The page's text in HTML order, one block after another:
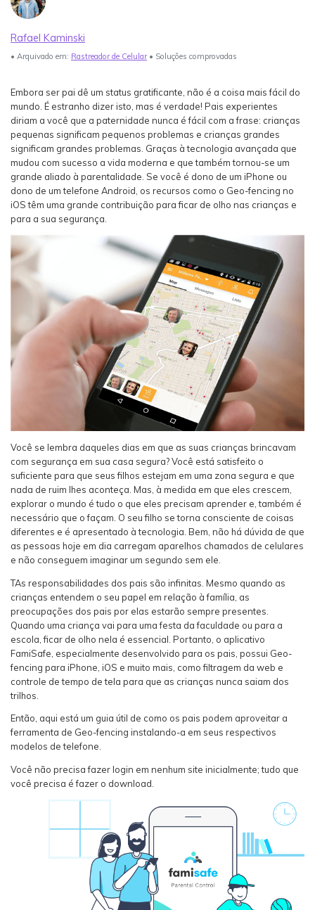
Veja Mais >
search
Rafael Kaminski
• Arquivado em: Rastreador de Celular• Soluções comprovadas
Embora ser pai dê um status gratificante, não é a coisa mais fácil do
mundo. É estranho dizer isto, mas é verdade! Pais experientes
diriam a você que a paternidade nunca é fácil com a frase: crianças
pequenas significam pequenos problemas e crianças grandes
significam grandes problemas. Graças à tecnologia avançada que
mudou com sucesso a vida moderna e que também tornou-se um
grande aliado à parentalidade. Se você é dono de um iPhone ou
dono de um telefone Android, os recursos como o Geo-fencing no
iOS têm uma grande contribuição para ficar de olho nas crianças e
para a sua segurança.
Você se lembra daqueles dias em que as suas crianças brincavam
com segurança em sua casa segura? Você está satisfeito o
suficiente para que seus filhos estejam em uma zona segura e que
nada de ruim lhes aconteça. Mas, à medida em que eles crescem,
explorar o mundo é tudo o que eles precisam aprender e, também é
necessário que o façam. O seu filho se torna consciente de coisas
diferentes e é apresentado à tecnologia. Bem, não há dúvida de que
as pessoas hoje em dia carregam aparelhos chamados de celulares
e não conseguem imaginar um segundo sem ele.
TAs responsabilidades dos pais são infinitas. Mesmo quando as
crianças entendem o seu papel em relação à família, as
preocupações dos pais por elas estarão sempre presentes.
Quando uma criança vai para uma festa da faculdade ou para a
escola, ficar de olho nela é essencial. Portanto, o aplicativo
FamiSafe, especialmente desenvolvido para os pais, possui Geo-
fencing para iPhone, iOS e muito mais, como filtragem da web e
controle de tempo de tela para que as crianças nunca saiam dos
trilhos.
Então, aqui está um guia útil de como os pais podem aproveitar a
ferramenta de Geo-fencing instalando-a em seus respectivos
modelos de telefone.
Você não precisa fazer login em nenhum site inicialmente; tudo que
você precisa é fazer o download.